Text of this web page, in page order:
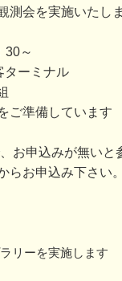
測会を実施いたしま
～
ーミナル
ご準備しています
お申込みが無いと
らお申込み下さい。
リーを実施します